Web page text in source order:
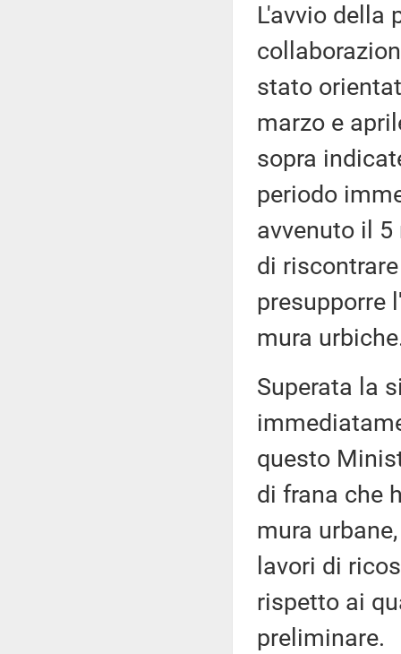
L'avvio della
stato
marzo e
sopra
periodo
avvenuto il
di
presupporre
mura
Superata la
questo
di frana che
mura
lavori di
rispetto ai
preliminare.